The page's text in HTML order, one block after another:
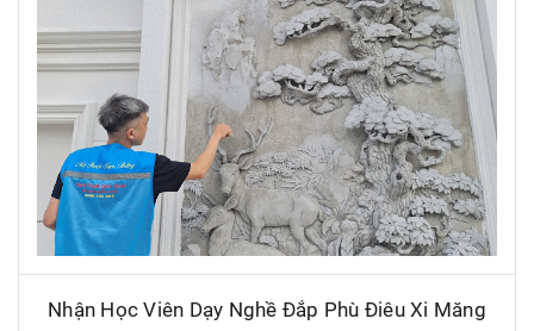
Nhận Học Viên Dạy Nghề Đắp Phù Điêu Xi Măng